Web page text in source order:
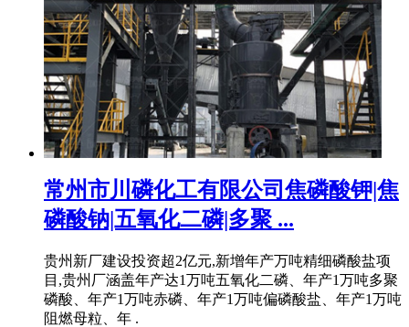
常州市川磷化工有限公司焦磷酸钾|焦
磷酸钠|五氧化二磷|多聚 ...
贵州新厂建设投资超2亿元,新增年产万吨精细磷酸盐项
目,贵州厂涵盖年产达1万吨五氧化二磷、年产1万吨多聚
磷酸、年产1万吨赤磷、年产1万吨偏磷酸盐、年产1万吨
阻燃母粒、年 .